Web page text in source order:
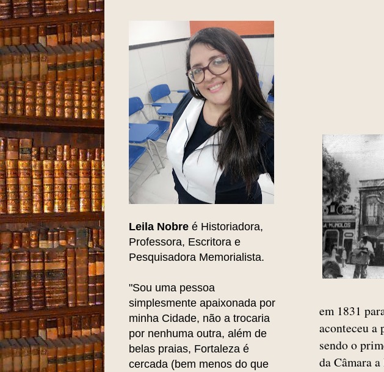
em 1831
aconteceu a
sendo o
da Câmara
Leila Nobre é Historiadora,
Professora, Escritora e
Pesquisadora Memorialista.
"Sou uma pessoa
simplesmente apaixonada por
minha Cidade, não a trocaria
por nenhuma outra, além de
belas praias, Fortaleza é
cercada (bem menos do que